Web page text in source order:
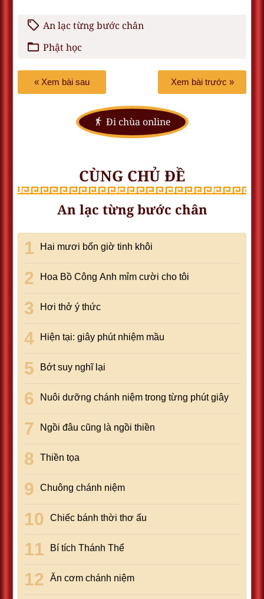
An lạc từng bước chân
Phật học
« Xem bài sau Xem bài trước »
Đi chùa online
CÙNG CHỦ ĐỀ
An lạc từng bước chân
Hai mươi bốn giờ tinh khôi
Hoa Bồ Công Anh mỉm cười cho tôi
Hơi thở ý thức
Hiện tại: giây phút nhiệm mầu
Bớt suy nghĩ lại
Nuôi dưỡng chánh niệm trong từng phút giây
Ngồi đâu cũng là ngồi thiền
Thiền tọa
Chuông chánh niệm
Chiếc bánh thời thơ ấu
Bí tích Thánh Thể
Ăn cơm chánh niệm